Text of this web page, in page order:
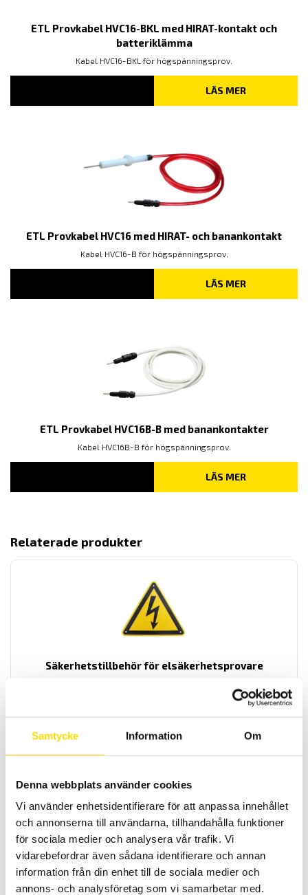
Samtycke Information Om
Denna webbplats använder cookies
Vi använder enhetsidentifierare för att anpassa innehållet
och annonserna till användarna, tillhandahålla funktioner
för sociala medier och analysera vår trafik. Vi
vidarebefordrar även sådana identifierare och annan
information från din enhet till de sociala medier och
annons- och analysföretag som vi samarbetar med.
ETL Provkabel HVC16-BKL med HIRAT-kontakt och
batteriklämma
Kabel HVC16-BKL för högspänningsprov.
LÄS MER
ETL Provkabel HVC16 med HIRAT- och banankontakt
Kabel HVC16-B för högspänningsprov.
LÄS MER
ETL Provkabel HVC16B-B med banankontakter
Kabel HVC16B-B för högspänningsprov.
LÄS MER
Relaterade produkter
Säkerhetstillbehör för elsäkerhetsprovare
DOCAB Säkerhets-provbur för ETL ATS400-serien
Skyddsbur DUCAB för säker provning. Anpassade för ATS400-
serien